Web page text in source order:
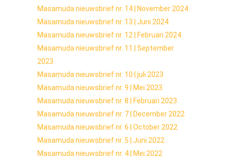
Masamuda nieuwsbrief nr. 14 | November 2024
Masamuda nieuwsbrief nr. 13 | Juni 2024
Masamuda nieuwsbrief nr. 12 | Februari 2024
Masamuda nieuwsbrief nr. 11 | September
2023
Masamuda nieuwsbrief nr. 10 | juli 2023
Masamuda nieuwsbrief nr. 9 | Mei 2023
Masamuda nieuwsbrief nr. 8 | Februari 2023
Masamuda nieuwsbrief nr. 7 | December 2022
Masamuda nieuwsbrief nr. 6 | October 2022
Masamuda nieuwsbrief nr. 5 | Juni 2022
Masamuda nieuwsbrief nr. 4 | Mei 2022